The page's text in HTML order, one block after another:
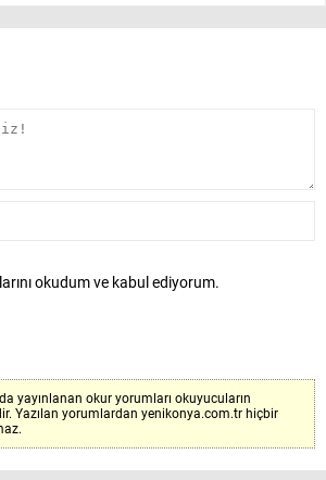
okudum ve kabul ediyorum.
yayınlanan okur yorumları okuyucuların
Yazılan yorumlardan yenikonya.com.tr hiçbir